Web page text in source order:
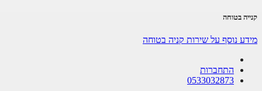
בטוחה
נוסף על שירות קניה בטוחה
התחברות
0533032873